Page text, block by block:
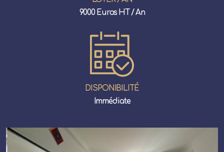
9000 Euros HT / An
DISPONIBILITÉ
Immédiate